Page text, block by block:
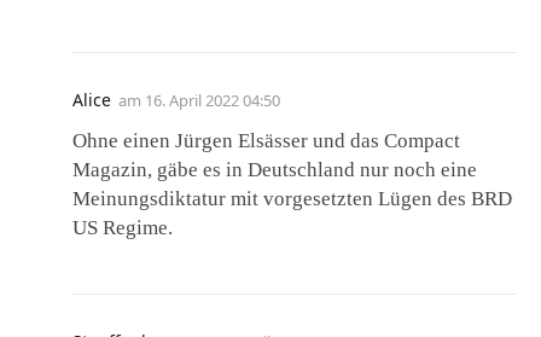
Alice am 16. April 2022 04:50
Ohne einen Jürgen Elsässer und das Compact
Magazin, gäbe es in Deutschland nur noch eine
Meinungsdiktatur mit vorgesetzten Lügen des BRD
US Regime.